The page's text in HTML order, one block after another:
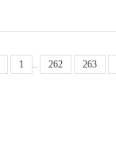
1 .. 262 263